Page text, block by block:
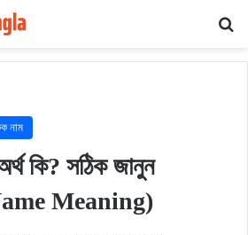
নাম
কি? সঠিক জানুন
Meaning)